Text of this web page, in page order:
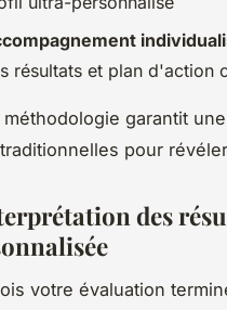
résultats et plan d'action
méthodologie garantit
pour
des
votre évaluation